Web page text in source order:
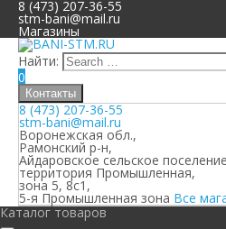
8 (473) 207-36-55
stm-bani@mail.ru
Магазины
Найти:
0
Контакты
8 (473) 207-36-55
stm-bani@mail.ru
Воронежская обл.,
Рамонский р-н,
Айдаровское сельское
территория Промышленная,
зона 5, 8с1,
5-я Промышленная зона Все
Каталог товаров